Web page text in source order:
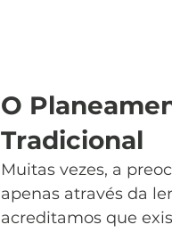
O
Tradicional
Muitas vezes, a
apenas através da
acreditamos que